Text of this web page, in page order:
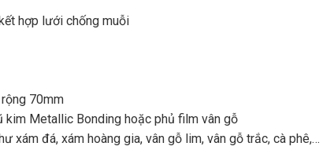
hợp lưới chống muỗi
70mm
kim Metallic Bonding hoặc phủ film vân gỗ
xám đá, xám hoàng gia, vân gỗ lim, vân gỗ trắc, cà phê,…